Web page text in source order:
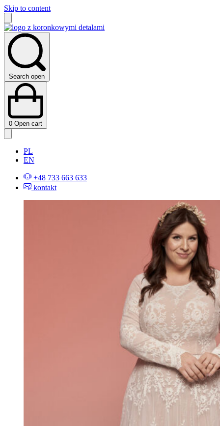
Skip to content
Search open
0 Open cart
PL
EN
+48 733 663 633
kontakt